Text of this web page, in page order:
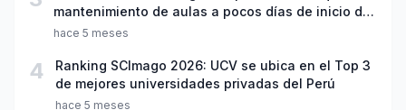
mantenimiento de aulas a pocos días de inicio del
año escolar 2026
hace 5 meses
4
Ranking SCImago 2026: UCV se ubica en el Top 3
de mejores universidades privadas del Perú
hace 5 meses